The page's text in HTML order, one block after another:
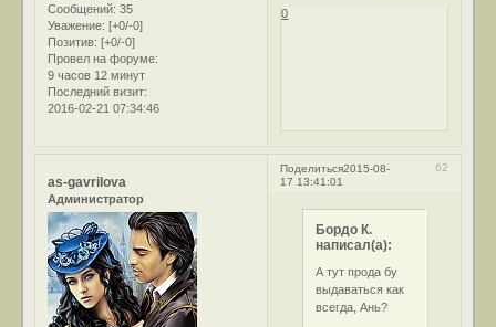
Сообщений: 35
Уважение: [+0/-0]
Позитив: [+0/-0]
Провел на форуме:
9 часов 12 минут
Последний визит:
2016-02-21 07:34:46
0
Поделиться 62
2015-08-
17 13:41:01
as-gavrilova
Администратор
Бордо К.
написал(а):
А тут прода бу
выдаваться как
всегда, Ань?